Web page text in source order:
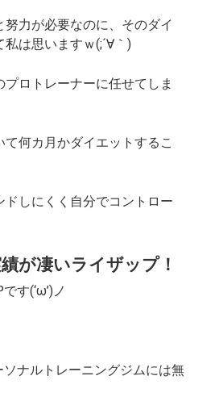
力が必要なのに、そのダイ
は思いますｗ(;´∀｀)
ロトレーナーに任せてしま
何カ月かダイエットするこ
しにくく自分でコントロー
が凄いライザップ！
す(‘ω’)ノ
ナルトレーニングジムには無